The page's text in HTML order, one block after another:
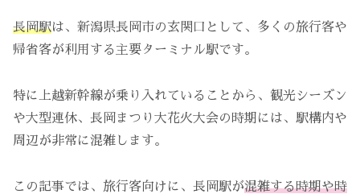
長岡駅は、新潟県長岡市の玄関口として、多くの旅行客や
帰省客が利用する主要ターミナル駅です。
特に上越新幹線が乗り入れていることから、観光シーズン
や大型連休、長岡まつり大花火大会の時期には、駅構内や
周辺が非常に混雑します。
この記事では、旅行客向けに、長岡駅が混雑する時期や時